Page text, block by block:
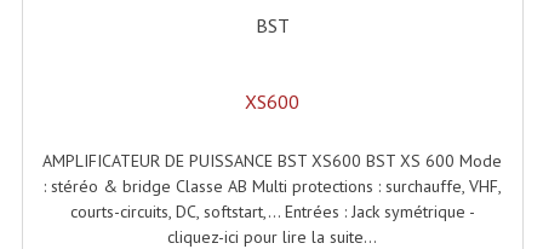
BST
XS600
AMPLIFICATEUR DE PUISSANCE BST XS600 BST XS 600 Mode
: stéréo & bridge Classe AB Multi protections : surchauffe, VHF,
courts-circuits, DC, softstart,... Entrées : Jack symétrique -
cliquez-ici pour lire la suite...